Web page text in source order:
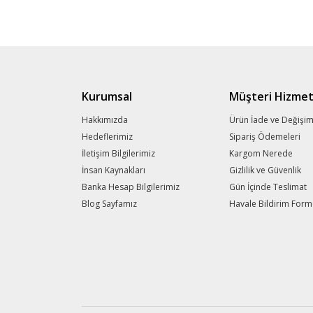
Kurumsal
Hakkımızda
Hedeflerimiz
İletişim Bilgilerimiz
İnsan Kaynakları
Banka Hesap Bilgilerimiz
Blog Sayfamız
Müşteri
Ürün İade ve Değişim
Sipariş Ödemeleri
Kargom Nerede
Gizlilik ve Güvenlik
Gün İçinde Teslimat
Havale Bildirim